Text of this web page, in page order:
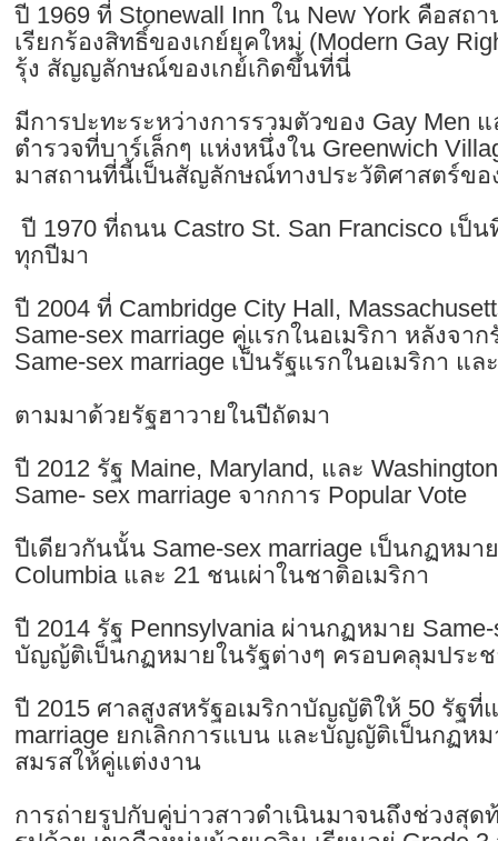
ปี 1969 ที่ Stonewall Inn ใน New York คือสถ
เรียกร้องสิทธิ์ของเกย์ยุคใหม่ (Modern Gay
รุ้ง สัญญลักษณ์ของเกย์เกิดขึ้นที่นี่
มีการปะทะระหว่างการรวมตัวของ Gay Men
ตำรวจที่บาร์เล็กๆ แห่งหนึ่งใน Greenwich
มาสถานที่นี้เป็นสัญลักษณ์ทางประวัติศาสตร์ขอ
ปี 1970 ที่ถนน Castro St. San Francisco เป็
ทุกปีมา
ปี 2004 ที่ Cambridge City Hall,
Same-sex marriage คู่แรกในอเมริกา หลังจา
Same-sex marriage เป็นรัฐแรกในอเมริกา แ
ตามมาด้วยรัฐฮาวายในปีถัดมา
ปี 2012 รัฐ Maine, Maryland, และ
Same- sex marriage จากการ Popular Vote
ปีเดียวกันนั้น Same-sex marriage เป็นกฏหมา
Columbia และ 21 ชนเผ่าในชาติอเมริกา
ปี 2014 รัฐ Pennsylvania ผ่านกฏหมาย
บัญญ้ติเป็นกฏหมายในรัฐต่างๆ ครอบคลุมประช
ปี 2015 ศาลสูงสหรัฐอเมริกาบัญญัติให้ 50 รัฐที่
marriage ยกเลิกการแบน และบัญญัติเป็นกฏห
สมรสให้คู่แต่งงาน
การถ่ายรูปกับคู่บ่าวสาวดำเนินมาจนถึงช่วงสุ